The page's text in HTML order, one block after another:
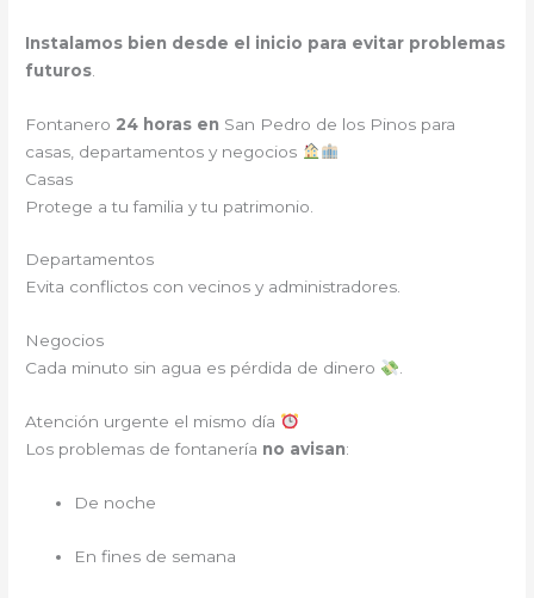
Instalamos bien desde el inicio para evitar problemas
futuros
Fontanero 24 horas en San Pedro de los Pinos para
casas, departamentos y negocios
Casas
Protege a tu familia y tu patrimonio.
Departamentos
Evita conflictos con vecinos y administradores.
Negocios
Cada minuto sin agua es pérdida de dinero
.
Atención urgente el mismo día
Los problemas de fontanería no avisan:
De noche
En fines de semana